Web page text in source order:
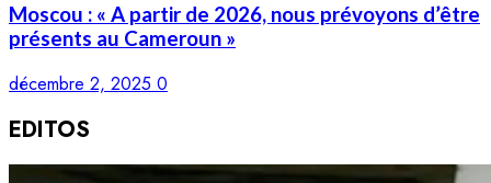
Moscou : « A partir de 2026, nous prévoyons d’être
présents au Cameroun »
décembre 2, 2025 0
EDITOS